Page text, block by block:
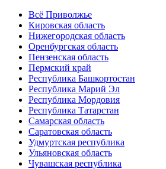
Всё Приволжье
Кировская область
Нижегородская область
Оренбургская область
Пензенская область
Пермский край
Республика Башкортостан
Республика Марий Эл
Республика Мордовия
Республика Татарстан
Самарская область
Саратовская область
Удмуртская республика
Ульяновская область
Чувашская республика